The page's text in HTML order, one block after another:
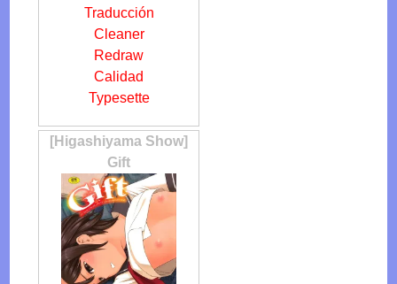
Traducción
Cleaner
Redraw
Calidad
Typesette
[Higashiyama Show]
Gift